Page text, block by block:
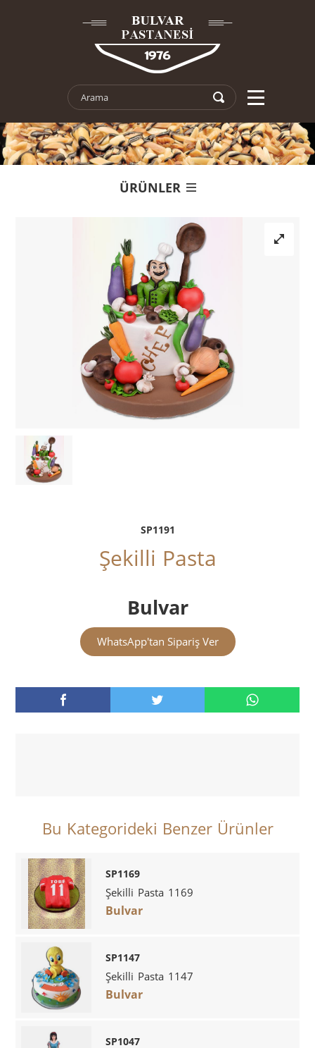
ÜRÜNLER
SP1191
Şekilli Pasta
Bulvar
WhatsApp'tan Sipariş Ver
Bu Kategorideki Benzer Ürünler
SP1169
Şekilli Pasta 1169
Bulvar
SP1147
Şekilli Pasta 1147
Bulvar
SP1047